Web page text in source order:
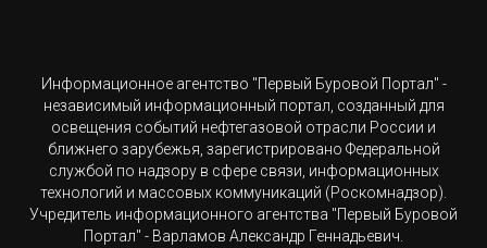
Информационное агентство "Первый Буровой Портал" -
независимый информационный портал, созданный для
освещения событий нефтегазовой отрасли России и
ближнего зарубежья, зарегистрировано Федеральной
службой по надзору в сфере связи, информационных
технологий и массовых коммуникаций (Роскомнадзор).
Учредитель информационного агентства "Первый Буровой
Портал" - Варламов Александр Геннадьевич.